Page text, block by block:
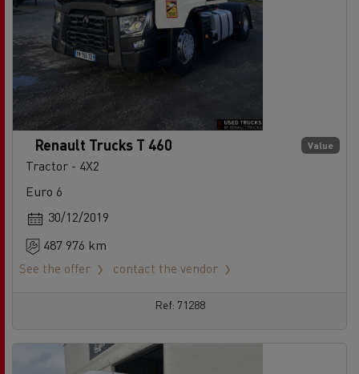
Value
Renault Trucks T 460
Tractor - 4X2
Euro 6
30/12/2019
487 976 km
See the offer
contact the vendor
Ref: 71288